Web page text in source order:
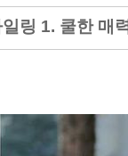
링 1. 쿨한 매